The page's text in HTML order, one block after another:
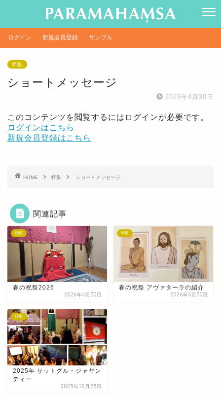
ログイン 新規会員登録 サンプル
特集
ショートメッセージ
2025年4月30日
このコンテンツを閲覧するにはログインが必要です。
ログインはこちら
新規会員登録はこちら
HOME 特集 ショートメッセージ
関連記事
特集
春の祝祭2026
2026年4月30日
特集
春の祝祭 アヴァターラの紹介
2026年4月30日
特集
2025年 サットグル・ジャヤン
ティー
2025年12月25日